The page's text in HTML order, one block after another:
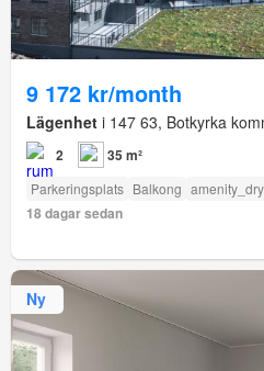
9 172 kr/month
Lägenhet i 147 63, Botkyrka
2 35 m²
Parkeringsplats Balkong
18 dagar sedan
Ny